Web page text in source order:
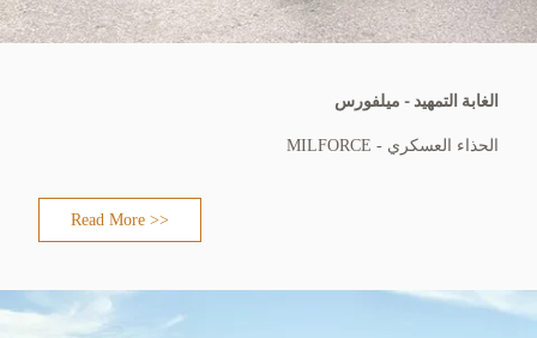
الغابة التمهيد - ميلفورس
الحذاء العسكري - MILFORCE
Read More >>